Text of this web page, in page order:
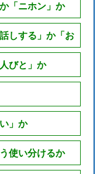
「ニホン」か
しする」か「お
びと」か
」か
使い分けるか